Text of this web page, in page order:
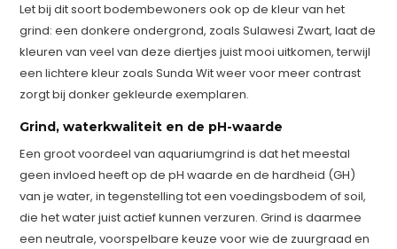
Let bij dit soort bodembewoners ook op de kleur van het
grind: een donkere ondergrond, zoals Sulawesi Zwart, laat de
kleuren van veel van deze diertjes juist mooi uitkomen, terwijl
een lichtere kleur zoals Sunda Wit weer voor meer contrast
zorgt bij donker gekleurde exemplaren.
Grind, waterkwaliteit en de pH-waarde
Een groot voordeel van aquariumgrind is dat het meestal
geen invloed heeft op de pH waarde en de hardheid (GH)
van je water, in tegenstelling tot een voedingsbodem of soil,
die het water juist actief kunnen verzuren. Grind is daarmee
een neutrale, voorspelbare keuze voor wie de zuurgraad en